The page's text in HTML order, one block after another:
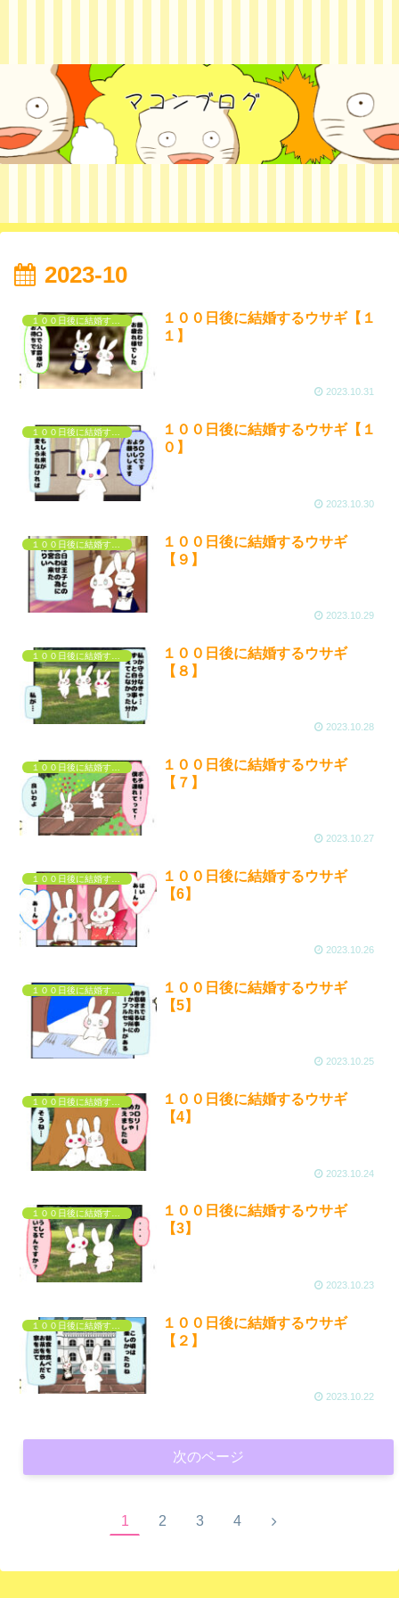
2023-10
１００日後に結婚するウサギ
１００日後に結婚するウサギ【１
１】
2023.10.31
１００日後に結婚するウサギ
１００日後に結婚するウサギ【１
０】
2023.10.30
１００日後に結婚するウサギ
【９】
2023.10.29
１００日後に結婚するウサギ
【８】
2023.10.28
１００日後に結婚するウサギ
【７】
2023.10.27
１００日後に結婚するウサギ
【6】
2023.10.26
１００日後に結婚するウサギ
【5】
2023.10.25
１００日後に結婚するウサギ
１００日後に結婚するウサギ
【4】
2023.10.24
１００日後に結婚するウサギ
１００日後に結婚するウサギ
【3】
2023.10.23
１００日後に結婚するウサギ
【２】
2023.10.22
次のページ
1 2 3 4